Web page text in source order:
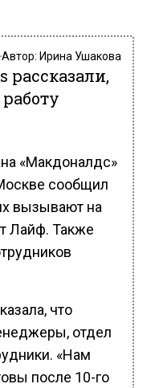
Автор: Ирина Ушакова
рассказали,
«Макдоналдс»
сообщил
вызывают на
Лайф. Также
что
отдел
«Нам
после 10-го